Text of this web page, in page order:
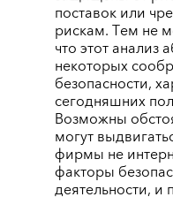
поставок или
рискам. Тем не
что этот анализ
некоторых
безопасности,
сегодняшних
Возможны
могут
фирмы не
факторы
деятельности, и